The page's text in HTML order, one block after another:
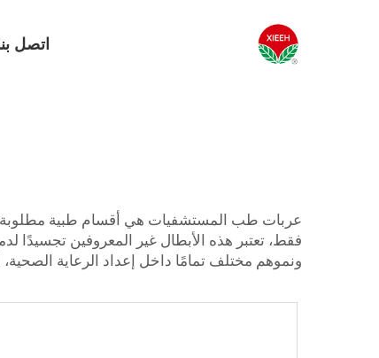
اتصل
عربات طب المستشفيات هي أقسام طبية مطلوبة
فقط، تعتبر هذه الأبطال غير المعروفين
ونموهم مختلف تمامًا داخل إعداد الرعاية